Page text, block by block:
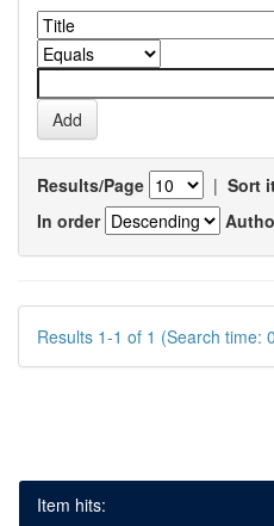
Results/Page | Sort
In order
Results 1-1 of 1 (Search time:
Item hits: